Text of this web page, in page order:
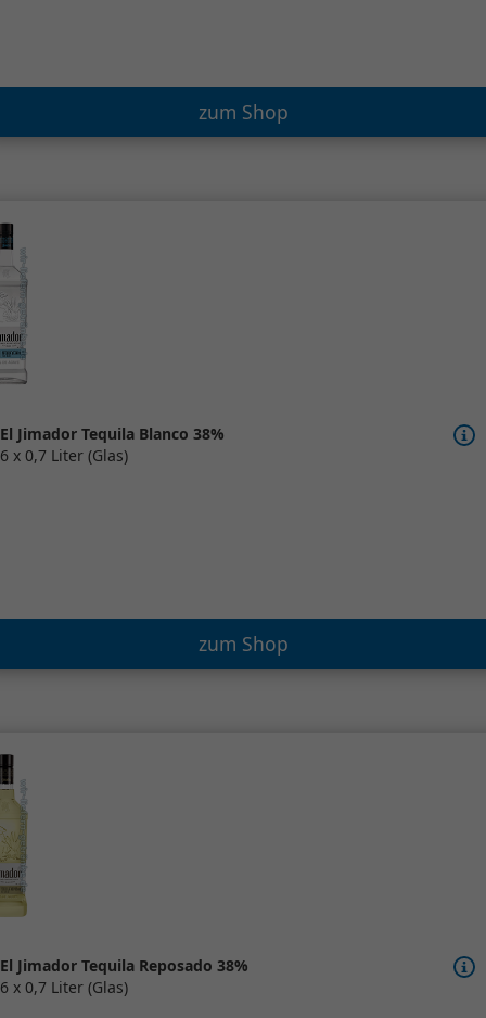
zum Shop
El Jimador Tequila Blanco 38%
6 x 0,7 Liter (Glas)
zum Shop
El Jimador Tequila Reposado 38%
6 x 0,7 Liter (Glas)